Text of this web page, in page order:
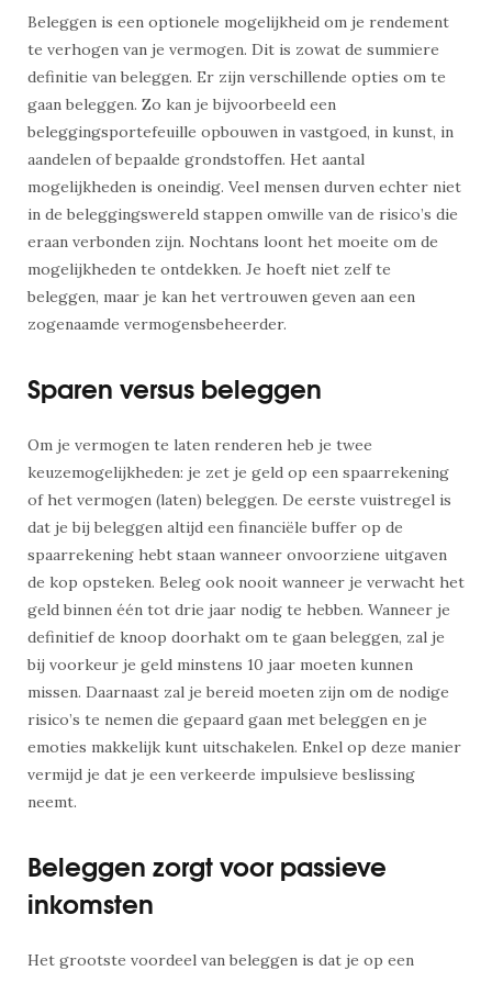
Beleggen is een optionele mogelijkheid om je rendement
te verhogen van je vermogen. Dit is zowat de summiere
definitie van beleggen. Er zijn verschillende opties om te
gaan beleggen. Zo kan je bijvoorbeeld een
beleggingsportefeuille opbouwen in vastgoed, in kunst, in
aandelen of bepaalde grondstoffen. Het aantal
mogelijkheden is oneindig. Veel mensen durven echter niet
in de beleggingswereld stappen omwille van de risico’s die
eraan verbonden zijn. Nochtans loont het moeite om de
mogelijkheden te ontdekken. Je hoeft niet zelf te
beleggen, maar je kan het vertrouwen geven aan een
zogenaamde vermogensbeheerder.
Sparen versus beleggen
Om je vermogen te laten renderen heb je twee
keuzemogelijkheden: je zet je geld op een spaarrekening
of het vermogen (laten) beleggen. De eerste vuistregel is
dat je bij beleggen altijd een financiële buffer op de
spaarrekening hebt staan wanneer onvoorziene uitgaven
de kop opsteken. Beleg ook nooit wanneer je verwacht het
geld binnen één tot drie jaar nodig te hebben. Wanneer je
definitief de knoop doorhakt om te gaan beleggen, zal je
bij voorkeur je geld minstens 10 jaar moeten kunnen
missen. Daarnaast zal je bereid moeten zijn om de nodige
risico’s te nemen die gepaard gaan met beleggen en je
emoties makkelijk kunt uitschakelen. Enkel op deze manier
vermijd je dat je een verkeerde impulsieve beslissing
neemt.
Beleggen zorgt voor passieve
inkomsten
Het grootste voordeel van beleggen is dat je op een